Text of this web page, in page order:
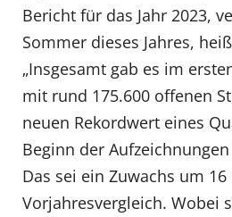
Bericht für das Jahr 2023,
Sommer dieses Jahres,
„Insgesamt gab es im
mit rund 175.600 offenen
neuen Rekordwert eines
Beginn der Aufzeichnungen
Das sei ein Zuwachs um
Vorjahresvergleich. Wobei